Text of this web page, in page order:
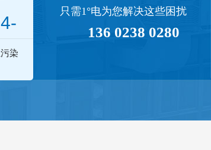
染
只需1°电为您解决这些困扰
136 0238 0280